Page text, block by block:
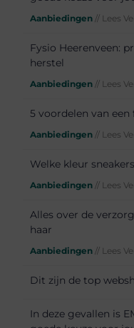
Aanbiedingen // Lees
Fysio Heerenveen:
herstel
Aanbiedingen // Lees
5 voordelen van
Aanbiedingen // Lees
Welke kleur
Aanbiedingen // Lees
Alles over de
haar
Aanbiedingen // Lees
Dit zijn de top
In deze gevallen is